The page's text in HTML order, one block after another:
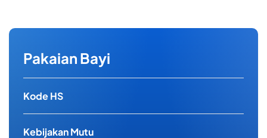
Pakaian Bayi
Kode HS
Kebijakan Mutu